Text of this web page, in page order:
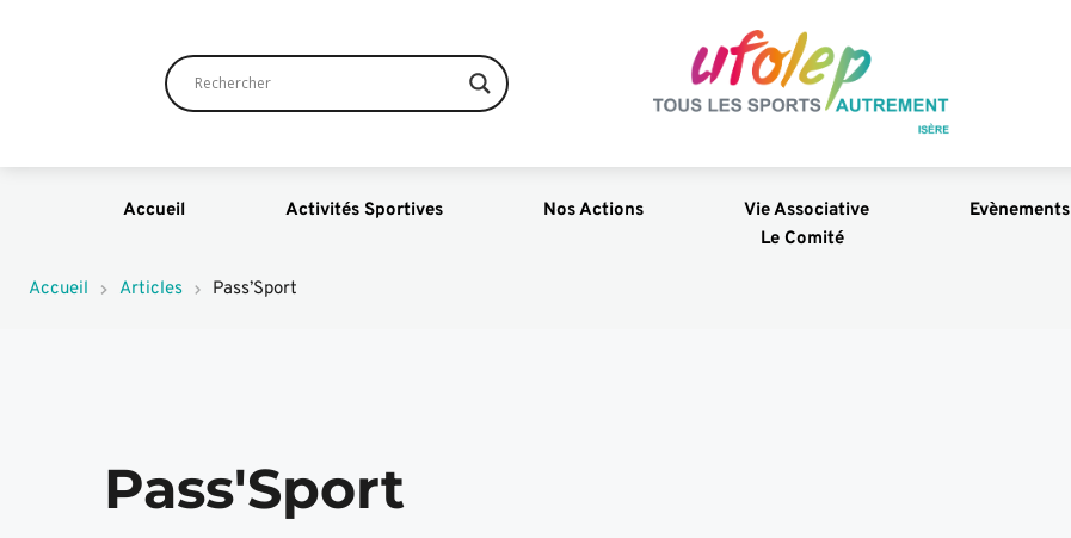
Accueil Activités Sportives Nos Actions Vie Associative Evènements
Le Comité
Accueil Articles Pass’Sport
Pass'Sport